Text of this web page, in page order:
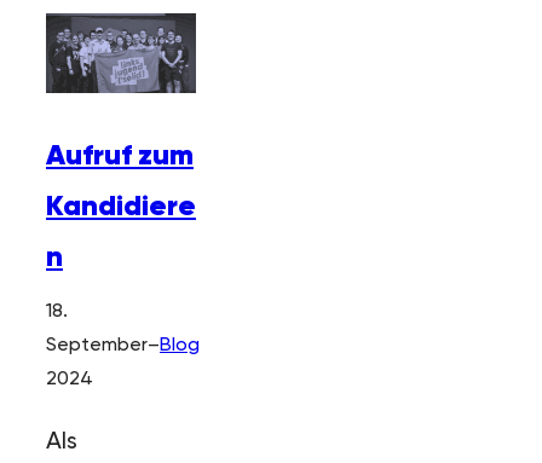
Aufruf zum
Kandidiere
n
18.
September
2024
–Blog
Als